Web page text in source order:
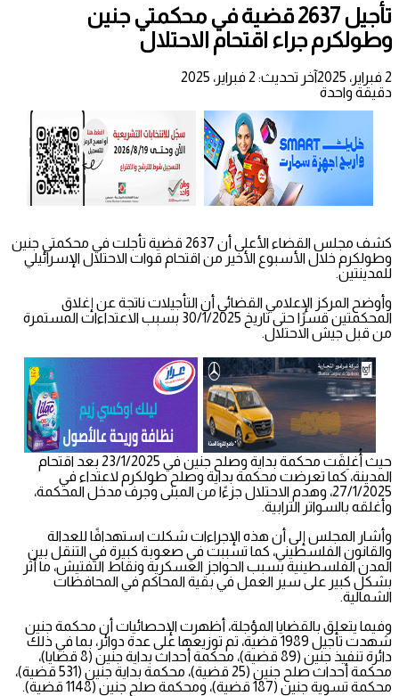
تأجيل 2637 قضية في محكمتي جنين
وطولكرم جراء اقتحام الاحتلال
2 فبراير، 2025
آخر تحديث: 2 فبراير، 2025
دقيقة واحدة
كشف مجلس القضاء الأعلى أن 2637 قضية تأجلت في محكمتي جنين
وطولكرم خلال الأسبوع الأخير من اقتحام قوات الاحتلال الإسرائيلي
للمدينتين.
وأوضح المركز الإعلامي القضائي أن التأجيلات ناتجة عن إغلاق
المحكمتين قسرًا حتى تاريخ 30/1/2025 بسبب الاعتداءات المستمرة
من قبل جيش الاحتلال.
حيث أُغلِقَت محكمة بداية وصلح جنين في 23/1/2025 بعد اقتحام
المدينة، كما تعرضت محكمة بداية وصلح طولكرم لاعتداء في
27/1/2025، وهدم الاحتلال جزءًا من المبنى وجرف مدخل المحكمة،
وأغلقه بالسواتر الترابية.
وأشار المجلس إلى أن هذه الإجراءات شكلت استهدافًا للعدالة
والقانون الفلسطيني، كما تسببت في صعوبة كبيرة في التنقل بين
المدن الفلسطينية بسبب الحواجز العسكرية ونقاط التفتيش، ما أثر
بشكل كبير على سير العمل في بقية المحاكم في المحافظات
الشمالية.
وفيما يتعلق بالقضايا المؤجلة، أظهرت الإحصائيات أن محكمة جنين
شهدت تأجيل 1989 قضية، تم توزيعها على عدة دوائر، بما في ذلك
دائرة تنفيذ جنين (89 قضية)، محكمة أحداث بداية جنين (8 قضايا)،
محكمة أحداث صلح جنين (25 قضية)، محكمة بداية جنين (531 قضية)،
محكمة تسوية جنين (187 قضية)، ومحكمة صلح جنين (1148 قضية).